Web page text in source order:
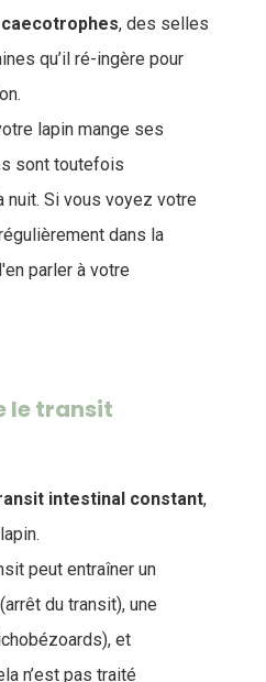
caecotrophes, des selles
qu’il ré-ingère pour
lapin mange ses
sont toutefois
nuit. Si vous voyez votre
dans la
parler à votre
le transit
intestinal constant,
peut entraîner un
du transit), une
et
n’est pas traité